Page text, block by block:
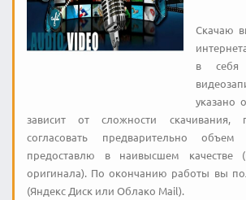
Скачаю
в
указано
зависит от сложности скачивания,
согласовать предварительно
предоставлю в наивысшем
оригинала). По окончанию работы вы
(Яндекс Диск или Облако Mail).